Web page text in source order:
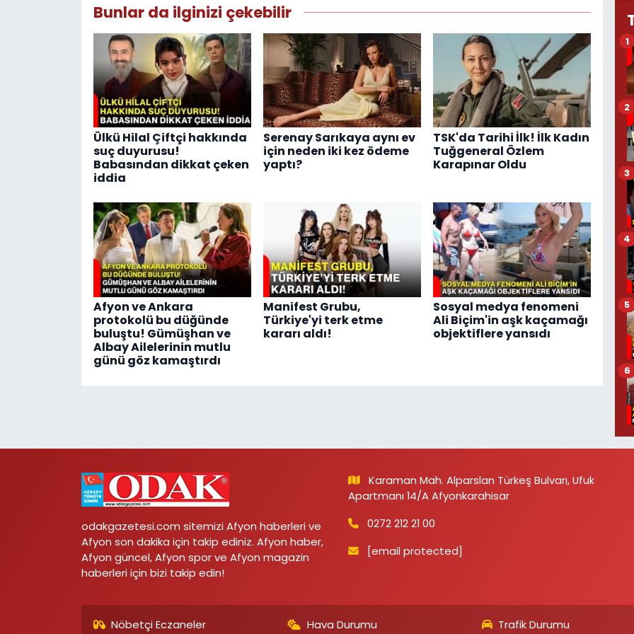
Bunlar da ilginizi çekebilir
Ülkü Hilal Çiftçi hakkında
suç duyurusu!
Babasından dikkat çeken
iddia
Serenay Sarıkaya aynı ev
için neden iki kez ödeme
yaptı?
TSK'da Tarihi İlk! İlk Kadın
Tuğgeneral Özlem
Karapınar Oldu
Afyon ve Ankara
protokolü bu düğünde
buluştu! Gümüşhan ve
Albay Ailelerinin mutlu
günü göz kamaştırdı
Manifest Grubu,
Türkiye'yi terk etme
kararı aldı!
Sosyal medya fenomeni
Ali Biçim'in aşk kaçamağı
objektiflere yansıdı
1
2
3
4
5
6
odakgazetesi.com sitemizi Afyon haberleri ve
Afyon son dakika için takip ediniz. Afyon haber,
Afyon güncel, Afyon spor ve Afyon magazin
haberleri için bizi takip edin!
Karaman Mah. Alparslan Türkeş Bulvarı, Ufuk
Apartmanı 14/A Afyonkarahisar
0272 212 21 00
[email protected]
Nöbetçi Eczaneler Hava Durumu Trafik Durumu